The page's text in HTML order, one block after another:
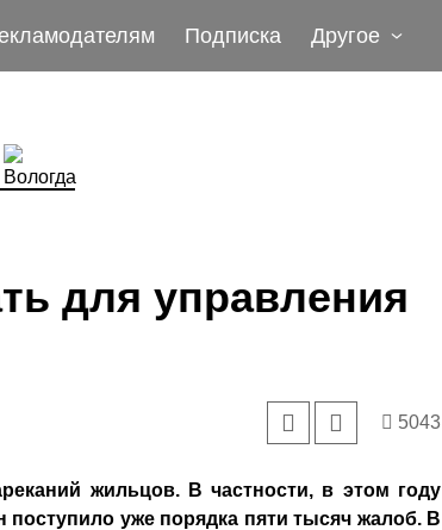
Подписка Другое
для управления
5043
жильцов. В частности, в этом году
уже порядка пяти тысяч жалоб. В